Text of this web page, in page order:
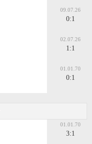
09.07.26
0:1
02.07.26
1:1
01.01.70
0:1
01.01.70
3:1